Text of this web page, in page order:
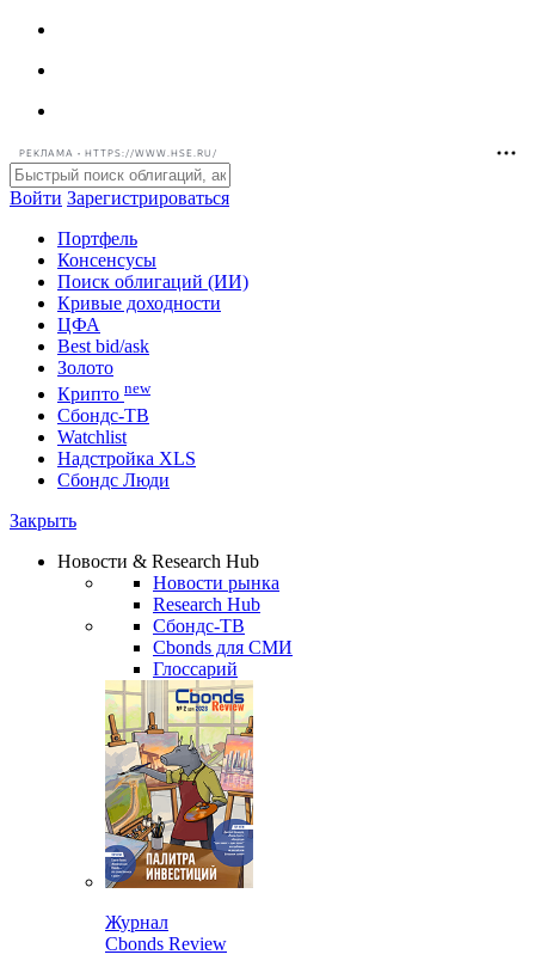
РЕКЛАМА • HTTPS://WWW.HSE.RU/
Войти Зарегистрироваться
Портфель
Консенсусы
Поиск облигаций (ИИ)
Кривые доходности
ЦФА
Best bid/ask
Золото
Крипто new
Сбондс-ТВ
Watchlist
Надстройка XLS
Сбондс Люди
Закрыть
Новости & Research Hub
Новости рынка
Research Hub
Сбондс-ТВ
Cbonds для СМИ
Глоссарий
Журнал
Cbonds Review